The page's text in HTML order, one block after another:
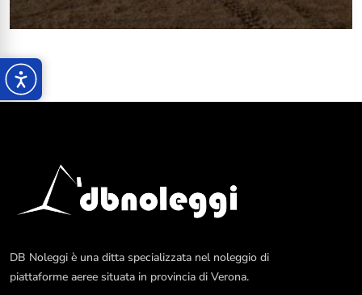
DB Noleggi è una ditta specializzata nel noleggio di
piattaforme aeree situata in provincia di Verona.